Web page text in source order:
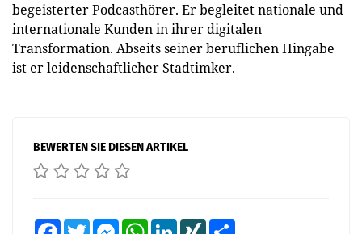
begeisterter Podcasthörer. Er begleitet nationale und
internationale Kunden in ihrer digitalen
Transformation. Abseits seiner beruflichen Hingabe
ist er leidenschaftlicher Stadtimker.
BEWERTEN SIE DIESEN ARTIKEL
FacebookTwitter MessengerWhatsAppLinkedInXING